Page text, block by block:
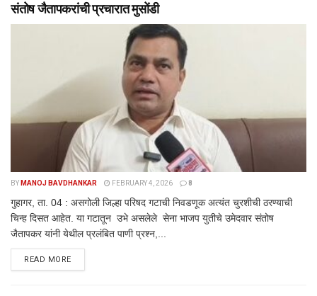
संतोष जैतापकरांची प्रचारात मुसोंडी
BY MANOJ BAVDHANKAR FEBRUARY 4, 2026 8
गुहागर, ता. 04 : असगोली जिल्हा परिषद गटाची निवडणूक अत्यंत चुरशीची ठरण्याची
चिन्ह दिसत आहेत. या गटातून उभे असलेले सेना भाजप युतीचे उमेदवार संतोष
जैतापकर यांनी येथील प्रलंबित पाणी प्रश्न,...
READ MOREDETAILS